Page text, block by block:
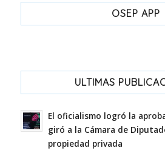
OSEP APP
ULTIMAS
El oficialismo logró la
giró a la Cámara de
propiedad privada